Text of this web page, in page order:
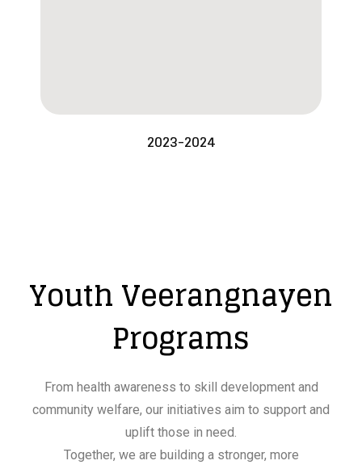
2023-2024
Youth Veerangnayen
Programs
From health awareness to skill development and
community welfare, our initiatives aim to support and
uplift those in need.
Together, we are building a stronger, more